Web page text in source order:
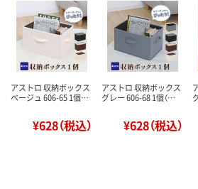
アストロ 収納ボックス
ベージュ 606-65 1個…
¥628（税込）
アストロ 収納ボックス
グレー 606-68 1個（…
¥628（税込）